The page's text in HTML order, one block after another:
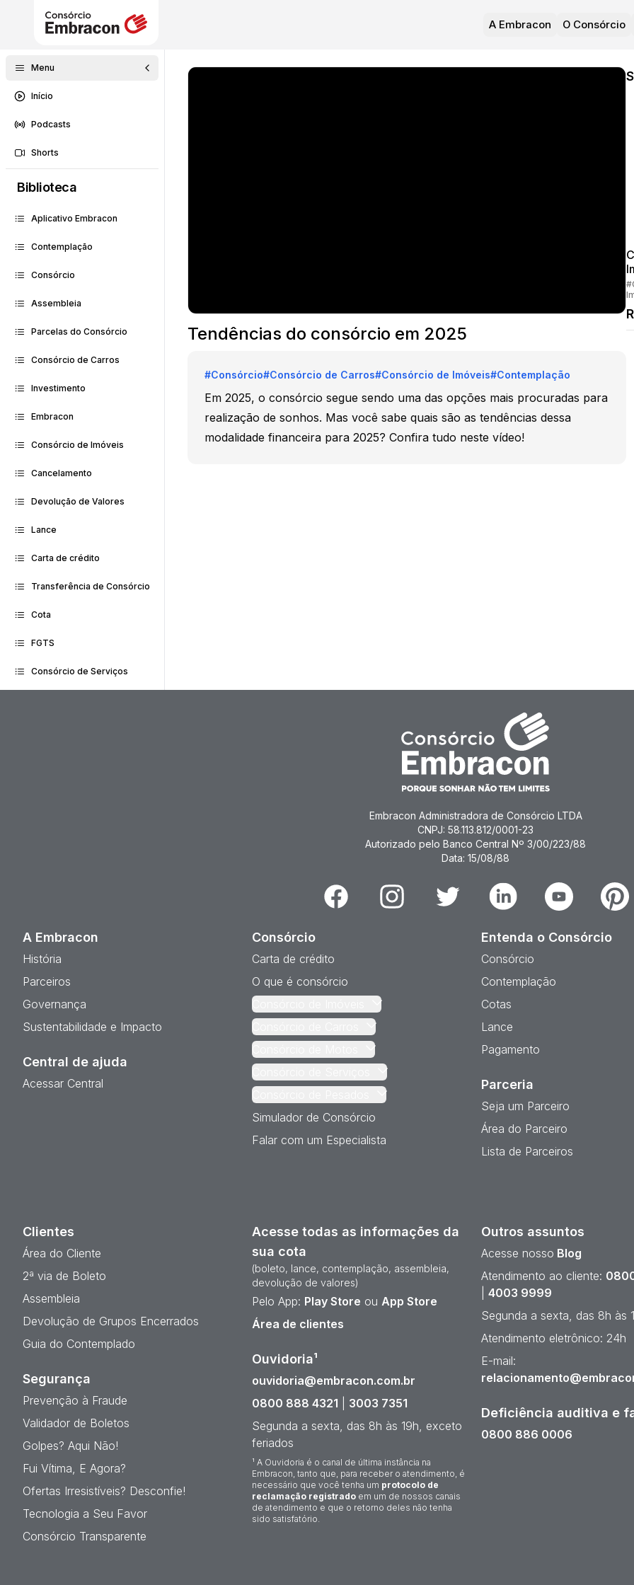
A Embracon O Consórcio
Menu
Início
Podcasts
Shorts
Biblioteca
Aplicativo Embracon
Contemplação
Consórcio
Assembleia
Parcelas do Consórcio
Consórcio de Carros
Investimento
Embracon
Consórcio de Imóveis
Cancelamento
Devolução de Valores
Lance
Carta de crédito
Transferência de Consórcio
Cota
FGTS
Consórcio de Serviços
Tendências do consórcio em 2025
#Consórcio#Consórcio de Carros#Consórcio de Imóveis#Contemplação
Em 2025, o consórcio segue sendo uma das opções mais procuradas para
realização de sonhos. Mas você sabe quais são as tendências dessa
modalidade financeira para 2025? Confira tudo neste vídeo!
Embracon Administradora de Consórcio LTDA
CNPJ: 58.113.812/0001-23
Autorizado pelo Banco Central Nº 3/00/223/88
Data: 15/08/88
Facebook Instagram Twitter Linkedin Youtube
A Embracon
História
Parceiros
Governança
Sustentabilidade e Impacto
Central de ajuda
Acessar Central
Consórcio
Carta de crédito
O que é consórcio
Simulador de Consórcio
Falar com um Especialista
Entenda o Consórcio
Consórcio
Contemplação
Cotas
Lance
Pagamento
Parceria
Seja um Parceiro
Área do Parceiro
Lista de Parceiros
Clientes
Área do Cliente
2ª via de Boleto
Assembleia
Devolução de Grupos Encerrados
Guia do Contemplado
Segurança
Prevenção à Fraude
Validador de Boletos
Golpes? Aqui Não!
Fui Vítima, E Agora?
Ofertas Irresistíveis? Desconfie!
Tecnologia a Seu Favor
Consórcio Transparente
Acesse todas as informações da
sua cota
(boleto, lance, contemplação, assembleia,
devolução de valores)
Pelo App: Play Store ou App Store
Área de clientes
Ouvidoria¹
ouvidoria@embracon.com.br
0800 888 4321
3003 7351
Segunda a sexta, das 8h às 19h, exceto
feriados
¹ A Ouvidoria é o canal de última instância na
Embracon, tanto que, para receber o atendimento, é
necessário que você tenha um protocolo de
reclamação registrado em um de nossos canais
de atendimento e que o retorno deles não tenha
sido satisfatório.
Outros assuntos
Acesse nosso Blog
Atendimento ao cliente:
4003 9999
Segunda a sexta, das 8h às
Atendimento eletrônico: 24h
E-mail:
Deficiência auditiva e
0800 886 0006